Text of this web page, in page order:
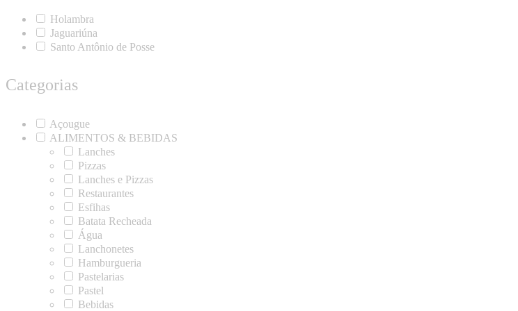
Holambra
Jaguariúna
Santo Antônio de Posse
Categorias
Açougue
ALIMENTOS & BEBIDAS
Lanches
Pizzas
Lanches e Pizzas
Restaurantes
Esfihas
Batata Recheada
Água
Lanchonetes
Hamburgueria
Pastelarias
Pastel
Bebidas